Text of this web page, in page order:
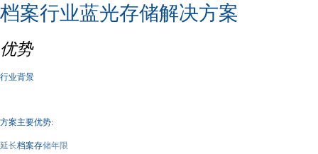
档案行业蓝光存储解决方案
优势
行业背景
方案主要优势:
延长档案存储年限